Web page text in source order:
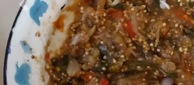
Previous